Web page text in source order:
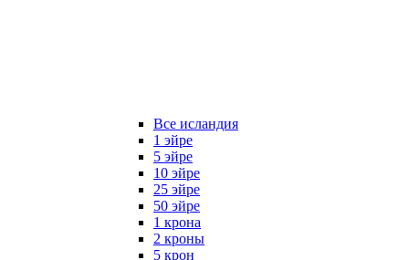
Все исландия
1 эйре
5 эйре
10 эйре
25 эйре
50 эйре
1 крона
2 кроны
5 крон